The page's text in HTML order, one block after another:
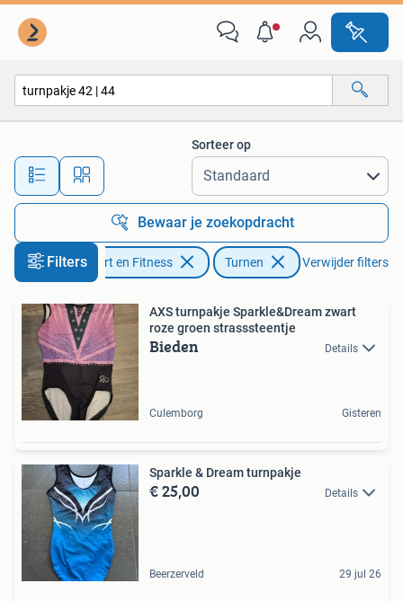
Alle afstanden…
Sorteer op
Bewaar je zoekopdracht
FiltersSport en Fitness Turnen Verwijder filters
AXS turnpakje Sparkle&Dream zwart
roze groen strasssteentje
Bieden Details
Culemborg Gisteren
Sparkle & Dream turnpakje
€ 25,00 Details
Beerzerveld 29 jul 26